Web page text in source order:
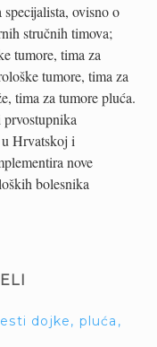
ovisno o
stručnih timova;
tumore, tima za
tumore, tima za
tima za tumore pluća.
Hrvatskoj i
nove
bolesnika
dojke, pluća,